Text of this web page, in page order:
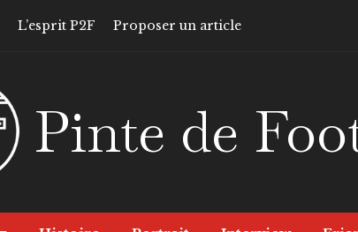
L’esprit P2F Proposer un article
Pinte de